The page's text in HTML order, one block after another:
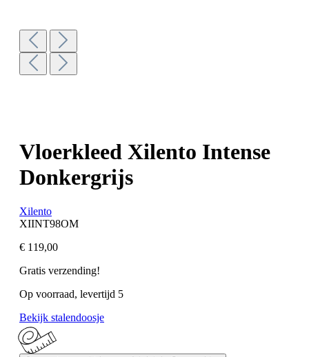
Vloerkleed Xilento Intense
Donkergrijs
Xilento
XIINT98OM
€ 119,00
Gratis verzending!
Op voorraad, levertijd 5
Bekijk stalendoosje